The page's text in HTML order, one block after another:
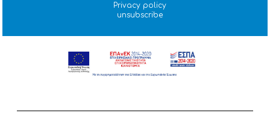
Privacy policy
unsubscribe